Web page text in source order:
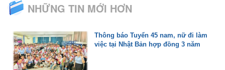
NHỮNG TIN MỚI HƠN
Thông báo Tuyển 45 nam, nữ đi làm
việc tại Nhật Bản hợp đồng 3 năm